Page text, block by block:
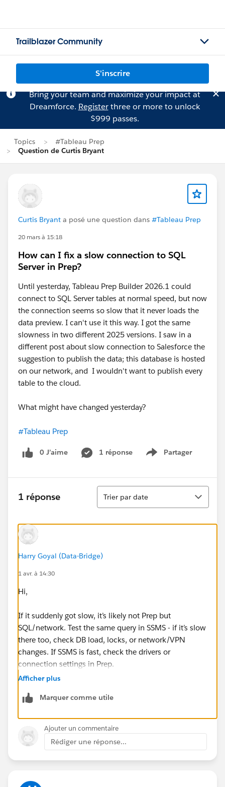
Trailblazer Community
S'inscrire
Bring your team and maximize your impact at
Dreamforce. Registerthree or more to unlock
$999 passes.
Topics
#Tableau Prep
Question de Curtis Bryant
Curtis Bryant a posé une question dans #Tableau Prep
20 mars à 15:18
How can I fix a slow connection to SQL
Server in Prep?
Until yesterday, Tableau Prep Builder 2026.1 could
connect to SQL Server tables at normal speed, but now
the connection seems so slow that it never loads the
data preview. I can't use it this way. I got the same
slowness in two different 2025 versions. I saw in a
different post about slow connection to Salesforce the
suggestion to publish the data; this database is hosted
on our network, and I wouldn't want to publish every
table to the cloud.
What might have changed yesterday?
#Tableau Prep
0 J’aime 1 réponse Partager
Show menu
1 réponse
Tri
Trier par date
Harry Goyal (Data-Bridge)
1 avr. à 14:30
Hi,
If it suddenly got slow, it’s likely not Prep but
SQL/network. Test the same query in SSMS - if it’s slow
there too, check DB load, locks, or network/VPN
changes. If SSMS is fast, check the drivers or
connection settings in Prep.
Afficher plus
Marquer comme utile
Ajouter un commentaire
Rédiger une réponse...